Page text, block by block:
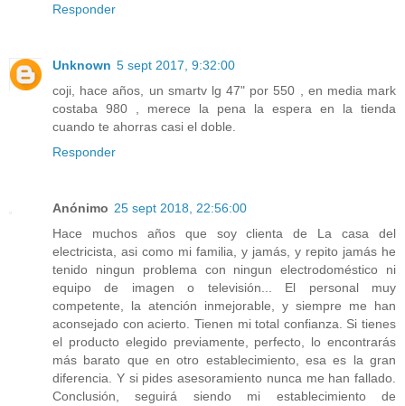
Responder
Unknown 5 sept 2017, 9:32:00
coji, hace años, un smartv lg 47" por 550 , en media mark
costaba 980 , merece la pena la espera en la tienda
cuando te ahorras casi el doble.
Responder
Anónimo 25 sept 2018, 22:56:00
Hace muchos años que soy clienta de La casa del
electricista, asi como mi familia, y jamás, y repito jamás he
tenido ningun problema con ningun electrodoméstico ni
equipo de imagen o televisión... El personal muy
competente, la atención inmejorable, y siempre me han
aconsejado con acierto. Tienen mi total confianza. Si tienes
el producto elegido previamente, perfecto, lo encontrarás
más barato que en otro establecimiento, esa es la gran
diferencia. Y si pides asesoramiento nunca me han fallado.
Conclusión, seguirá siendo mi establecimiento de